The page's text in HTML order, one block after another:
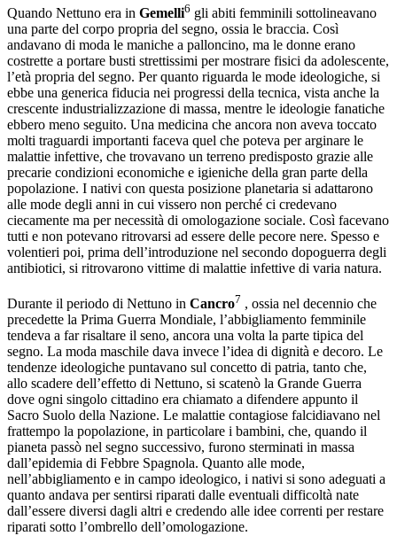
Quando Nettuno era in Gemelli6 gli abiti femminili sottolineavano
una parte del corpo propria del segno, ossia le braccia. Così
andavano di moda le maniche a palloncino, ma le donne erano
costrette a portare busti strettissimi per mostrare fisici da adolescente,
l’età propria del segno. Per quanto riguarda le mode ideologiche, si
ebbe una generica fiducia nei progressi della tecnica, vista anche la
crescente industrializzazione di massa, mentre le ideologie fanatiche
ebbero meno seguito. Una medicina che ancora non aveva toccato
molti traguardi importanti faceva quel che poteva per arginare le
malattie infettive, che trovavano un terreno predisposto grazie alle
precarie condizioni economiche e igieniche della gran parte della
popolazione. I nativi con questa posizione planetaria si adattarono
alle mode degli anni in cui vissero non perché ci credevano
ciecamente ma per necessità di omologazione sociale. Così facevano
tutti e non potevano ritrovarsi ad essere delle pecore nere. Spesso e
volentieri poi, prima dell’introduzione nel secondo dopoguerra degli
antibiotici, si ritrovarono vittime di malattie infettive di varia natura.
Durante il periodo di Nettuno in Cancro7 , ossia nel decennio che
precedette la Prima Guerra Mondiale, l’abbigliamento femminile
tendeva a far risaltare il seno, ancora una volta la parte tipica del
segno. La moda maschile dava invece l’idea di dignità e decoro. Le
tendenze ideologiche puntavano sul concetto di patria, tanto che,
allo scadere dell’effetto di Nettuno, si scatenò la Grande Guerra
dove ogni singolo cittadino era chiamato a difendere appunto il
Sacro Suolo della Nazione. Le malattie contagiose falcidiavano nel
frattempo la popolazione, in particolare i bambini, che, quando il
pianeta passò nel segno successivo, furono sterminati in massa
dall’epidemia di Febbre Spagnola. Quanto alle mode,
nell’abbigliamento e in campo ideologico, i nativi si sono adeguati a
quanto andava per sentirsi riparati dalle eventuali difficoltà nate
dall’essere diversi dagli altri e credendo alle idee correnti per restare
riparati sotto l’ombrello dell’omologazione.